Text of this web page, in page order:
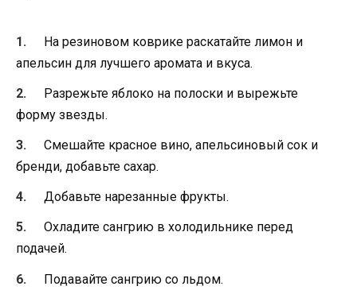
На резиновом коврике раскатайте лимон и
апельсин для лучшего аромата и вкуса.
Разрежьте яблоко на полоски и вырежьте
форму звезды.
Смешайте красное вино, апельсиновый сок и
бренди, добавьте сахар.
Добавьте нарезанные фрукты.
Охладите сангрию в холодильнике перед
подачей.
Подавайте сангрию со льдом.